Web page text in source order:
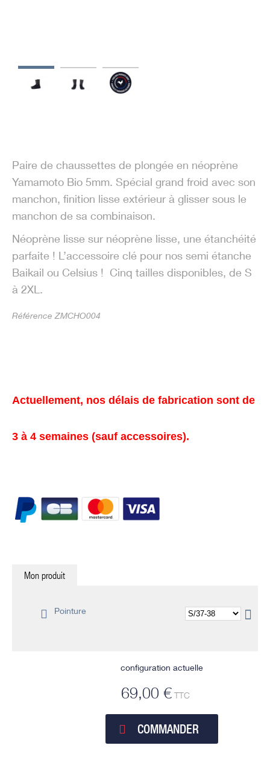
Paire de chaussettes de plongée en néoprène
Yamamoto Bio 5mm. Spécial grand froid avec son
manchon, finition lisse extérieur à glisser sous le
manchon de sa combinaison.
Néoprène lisse sur néoprène lisse, une étanchéité
parfaite ! L’accessoire clé pour nos semi étanche
Baikail ou Celsius ! Cinq tailles disponibles, de S
à 2XL.
Référence ZMCHO004
Actuellement, nos délais de fabrication sont de
3 à 4 semaines (sauf accessoires).
Mon produit
Pointure
configuration actuelle
69,00 € TTC
COMMANDER